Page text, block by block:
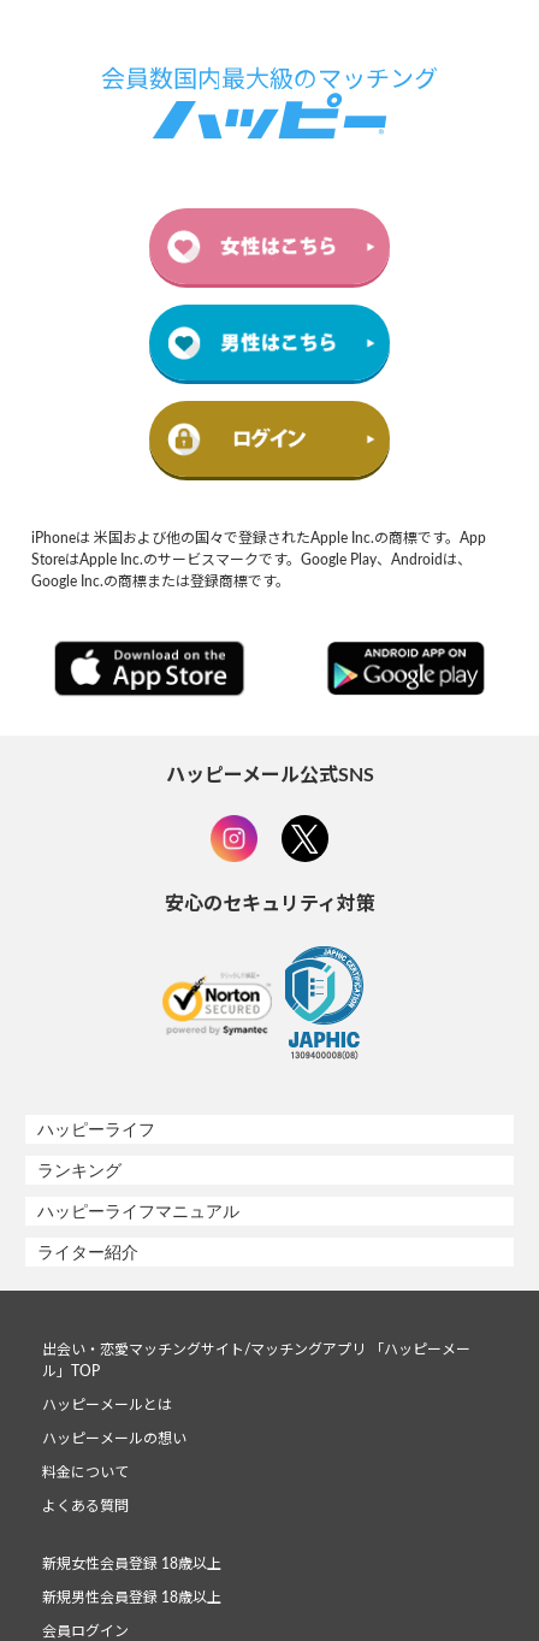
iPhoneは 米国および他の国々で登録されたApple Inc.の商標です。App
StoreはApple Inc.のサービスマークです。Google Play、Androidは、
Google Inc.の商標または登録商標です。
ハッピーメール公式SNS
安心のセキュリティ対策
ハッピーライフ
ランキング
ハッピーライフマニュアル
ライター紹介
出会い・恋愛マッチングサイト/マッチングアプリ 「ハッピーメー
ル」TOP
ハッピーメールとは
ハッピーメールの想い
料金について
よくある質問
新規女性会員登録 18歳以上
新規男性会員登録 18歳以上
会員ログイン